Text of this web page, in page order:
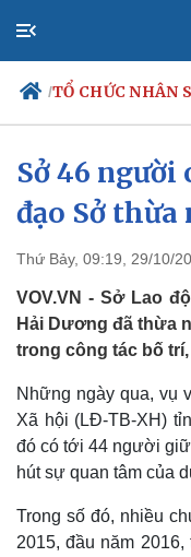
/TỔ CHỨC NHÂN
Chính trị
Đảng
Tổ chức nhân sự
Nhận diện sự thật
Sở 46 người
đạo Sở
Thứ Bảy, 09:19, 29/10/
VOV.VN - Sở Lao
Hải Dương đã thừa
trong công tác bố
Những ngày qua, vụ
Xã hội (LĐ-TB-XH)
đó có tới 44 người
hút sự quan tâm của
Trong số đó, nhiều
2015, đầu năm